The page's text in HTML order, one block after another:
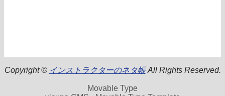
Copyright © インストラクターのネタ帳All Rights Reserved.
Movable Type